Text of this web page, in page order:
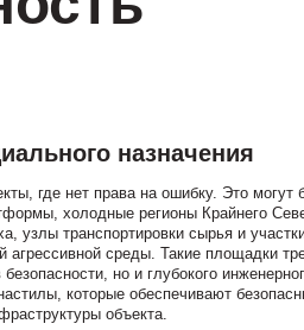
назначения
где нет права на ошибку. Это могут
холодные регионы Крайнего
узлы транспортировки сырья и
агрессивной среды. Такие площадки
но и глубокого
которые обеспечивают
объекта.